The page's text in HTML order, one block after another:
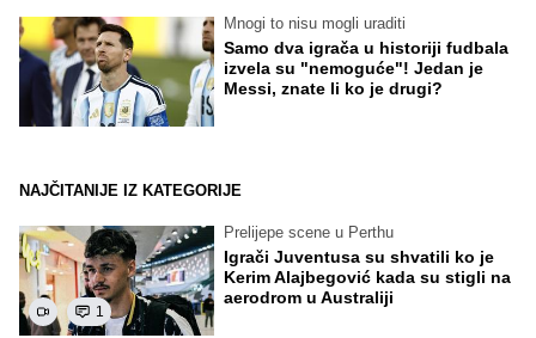
Mnogi to nisu mogli uraditi
Samo dva igrača u historiji fudbala
izvela su "nemoguće"! Jedan je
Messi, znate li ko je drugi?
NAJČITANIJE IZ KATEGORIJE
1
Prelijepe scene u Perthu
Igrači Juventusa su shvatili ko je
Kerim Alajbegović kada su stigli na
aerodrom u Australiji